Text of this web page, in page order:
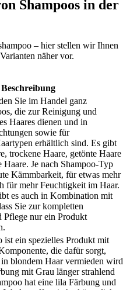
Shampoos in der
– hier stellen wir Ihnen
näher vor.
Beschreibung
Sie im Handel ganz
die zur Reinigung und
Haares dienen und in
sowie für
erhältlich sind. Es gibt
trockene Haare, getönte Haare
Haare. Je nach Shampoo-Typ
Kämmbarkeit, für etwas mehr
für mehr Feuchtigkeit im Haar.
es auch in Kombination mit
Sie zur kompletten
Pflege nur ein Produkt
ist ein spezielles Produkt mit
die dafür sorgt,
blondem Haar vermieden wird
mit Grau länger strahlend
hat eine lila Färbung und